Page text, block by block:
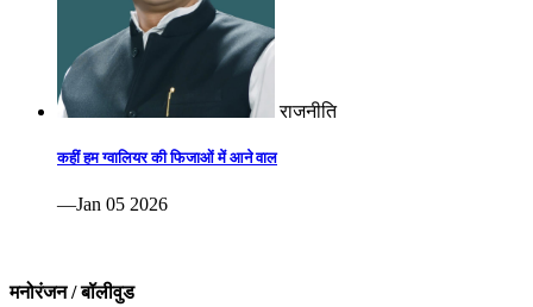
राजनीति
कहीं हम ग्वालियर की फिजाओं में आने वाल
—Jan 05 2026
मनोरंजन / बॉलीवुड